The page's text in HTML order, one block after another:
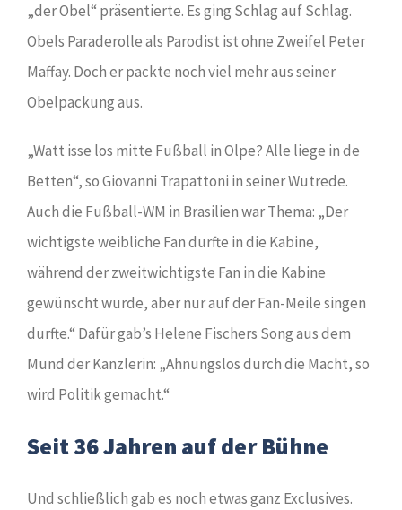
„der Obel“ präsentierte. Es ging Schlag auf Schlag.
Obels Paraderolle als Parodist ist ohne Zweifel Peter
Maffay. Doch er packte noch viel mehr aus seiner
Obelpackung aus.
„Watt isse los mitte Fußball in Olpe? Alle liege in de
Betten“, so Giovanni Trapattoni in seiner Wutrede.
Auch die Fußball-WM in Brasilien war Thema: „Der
wichtigste weibliche Fan durfte in die Kabine,
während der zweitwichtigste Fan in die Kabine
gewünscht wurde, aber nur auf der Fan-Meile singen
durfte.“ Dafür gab’s Helene Fischers Song aus dem
Mund der Kanzlerin: „Ahnungslos durch die Macht, so
wird Politik gemacht.“
Seit 36 Jahren auf der Bühne
Und schließlich gab es noch etwas ganz Exclusives.